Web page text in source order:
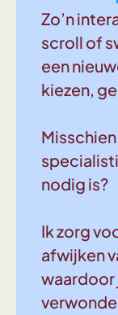
Zo’n
scroll of
een
kiezen,
nodig is?
Ik zorg
afwijken
waardoor